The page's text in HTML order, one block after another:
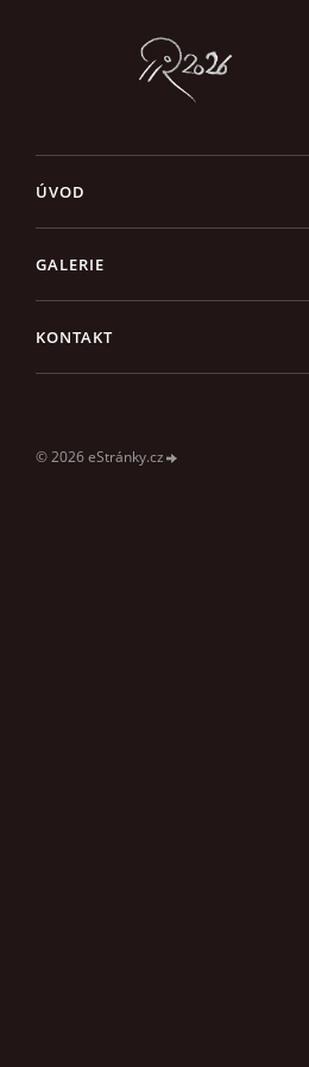
ÚVOD
GALERIE
KONTAKT
© 2026 eStránky.cz